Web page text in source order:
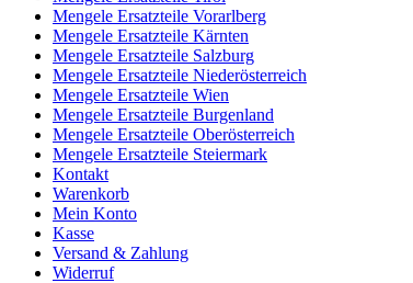
Mengele Ersatzteile Vorarlberg
Mengele Ersatzteile Kärnten
Mengele Ersatzteile Salzburg
Mengele Ersatzteile Niederösterreich
Mengele Ersatzteile Wien
Mengele Ersatzteile Burgenland
Mengele Ersatzteile Oberösterreich
Mengele Ersatzteile Steiermark
Kontakt
Warenkorb
Mein Konto
Kasse
Versand & Zahlung
Widerruf